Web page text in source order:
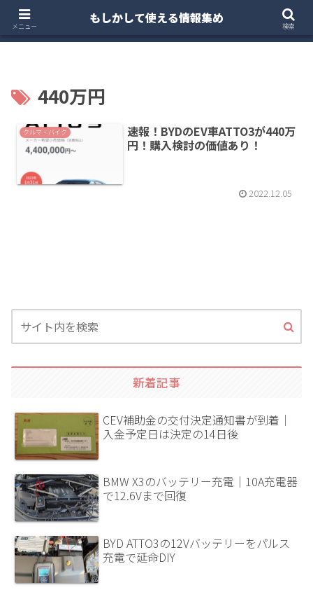
ホーム 注文住宅
440万円
クルマ・バイク
速報！BYDのEV車ATTO3が440万
円！購入検討の価値あり！
2022.12.05
新着記事
CEV補助金の交付決定通知書が到着｜
入金予定日は決定の14日後
BMW X3のバッテリー充電｜10A充電器
で12.6Vまで回復
BYD ATTO3の12Vバッテリーをパルス
充電で延命DIY
メニュー
もしかして使える情報集め
検索